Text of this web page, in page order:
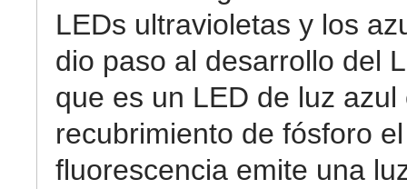
LEDs ultravioletas y los
dio paso al desarrollo del
que es un LED de luz azul
recubrimiento de fósforo
fluorescencia emite una